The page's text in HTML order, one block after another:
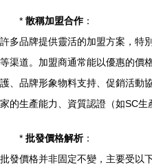
* 散稱加盟合作：
許多品牌提供靈活的加盟方案，特
等渠道。加盟商通常能以優惠的價
護、品牌形象物料支持、促銷活動
家的生產能力、資質認證（如SC生
* 批發價格解析：
批發價格并非固定不變，主要受以